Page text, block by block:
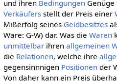
und ihren BedingungenGenüge
Verkäufersstellt der Preis einer
Mißerfolg seines Geldbesitzes
Ware: G-W) dar. Was die Waren
unmittelbarihren allgemeinen
die Relationen, welche ihre
gegensinnnigen Positionender
Von daher kann ein Preis